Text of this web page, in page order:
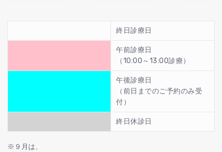
終日診療日
午前診療日
（10:00～13:00診療）
午後診療日
（前日までのご予約のみ受
付）
終日休診日
※９月は、